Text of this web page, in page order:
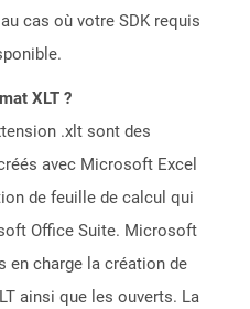
cas où votre SDK requis
XLT ?
.xlt sont des
avec Microsoft Excel
de feuille de calcul qui
Office Suite. Microsoft
en charge la création de
ainsi que les ouverts. La